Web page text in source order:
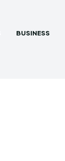
BUSINESS